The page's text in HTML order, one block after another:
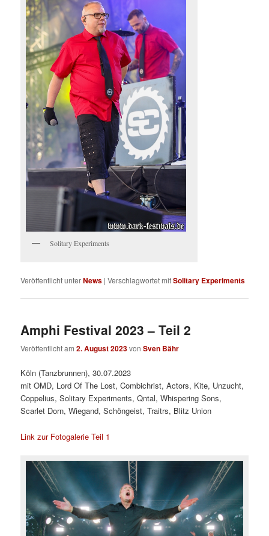
Solitary Experiments
Veröffentlicht unterNews |Verschlagwortet mitSolitary Experiments
Amphi Festival 2023 – Teil 2
Veröffentlicht am2. August 2023vonSven Bähr
Köln (Tanzbrunnen), 30.07.2023
mit OMD, Lord Of The Lost, Combichrist, Actors, Kite, Unzucht,
Coppelius, Solitary Experiments, Qntal, Whispering Sons,
Scarlet Dorn, Wiegand, Schöngeist, Traitrs, Blitz Union
Link zur Fotogalerie Teil 1